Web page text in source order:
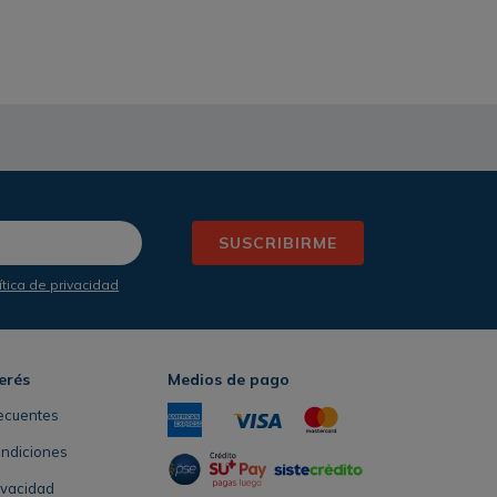
SUSCRIBIRME
de privacidad
Medios de pago